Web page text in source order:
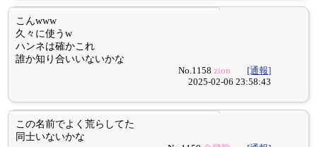
こんwww
久々に使うw
ハンネは確かこれ
誰か知り合いいないかな
No.1158zion
[通報]
2025-02-06 23:58:43
この名前でよく荒らしてた
同士いないかな